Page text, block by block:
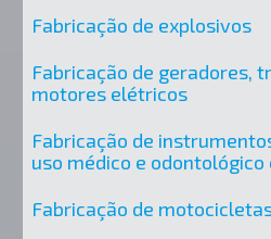
Fabricação de explosivos
Fabricação de geradores,
motores elétricos
Fabricação de
uso médico e
Fabricação de